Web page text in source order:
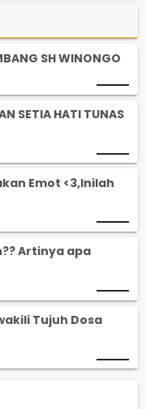
SH WINONGO
SETIA HATI TUNAS
Emot <3,Inilah
Artinya apa
Tujuh Dosa